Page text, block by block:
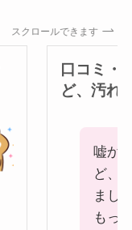
スクロールできます
口コミ・
ど、汚れ
嘘か
ど、
まし
もっ